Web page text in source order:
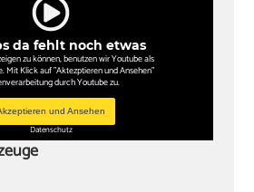
da fehlt noch etwas
zu können, benutzen wir Youtube als
Mit Klick auf "Aktezptieren und Ansehen"
durch Youtube zu.
und Ansehen
Datenschutz